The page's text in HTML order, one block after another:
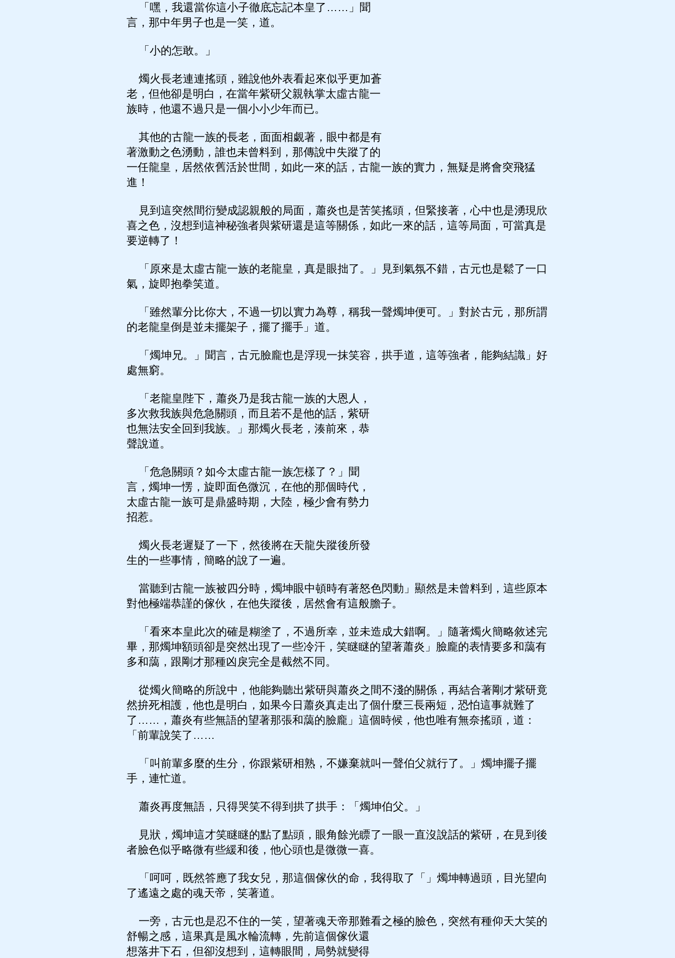
「嘿，我還當你這小子徹底忘記本皇了……」聞
言，那中年男子也是一笑，道。
「小的怎敢。」
燭火長老連連搖頭，雖說他外表看起來似乎更加蒼
老，但他卻是明白，在當年紫研父親執掌太虛古龍一
族時，他還不過只是一個小小少年而已。
其他的古龍一族的長老，面面相覷著，眼中都是有
著激動之色湧動，誰也未曾料到，那傳說中失蹤了的
一任龍皇，居然依舊活於世間，如此一來的話，古龍一族的實力，無疑是將會突飛猛
進！
見到這突然間衍變成認親般的局面，蕭炎也是苦笑搖頭，但緊接著，心中也是湧現欣
喜之色，沒想到這神秘強者與紫研還是這等關係，如此一來的話，這等局面，可當真是
要逆轉了！
「原來是太虛古龍一族的老龍皇，真是眼拙了。」見到氣氛不錯，古元也是鬆了一口
氣，旋即抱拳笑道。
「雖然輩分比你大，不過一切以實力為尊，稱我一聲燭坤便可。」對於古元，那所謂
的老龍皇倒是並未擺架子，擺了擺手」道。
「燭坤兄。」聞言，古元臉龐也是浮現一抹笑容，拱手道，這等強者，能夠結識」好
處無窮。
「老龍皇陛下，蕭炎乃是我古龍一族的大恩人，
多次救我族與危急關頭，而且若不是他的話，紫研
也無法安全回到我族。」那燭火長老，湊前來，恭
聲說道。
「危急關頭？如今太虛古龍一族怎樣了？」聞
言，燭坤一愣，旋即面色微沉，在他的那個時代，
太虛古龍一族可是鼎盛時期，大陸，極少會有勢力
招惹。
燭火長老遲疑了一下，然後將在天龍失蹤後所發
生的一些事情，簡略的說了一遍。
當聽到古龍一族被四分時，燭坤眼中頓時有著怒色閃動」顯然是未曾料到，這些原本
對他極端恭謹的傢伙，在他失蹤後，居然會有這般膽子。
「看來本皇此次的確是糊塗了，不過所幸，並未造成大錯啊。」隨著燭火簡略敘述完
畢，那燭坤額頭卻是突然出現了一些冷汗，笑瞇瞇的望著蕭炎」臉龐的表情要多和藹有
多和藹，跟剛才那種凶戾完全是截然不同。
從燭火簡略的所說中，他能夠聽出紫研與蕭炎之間不淺的關係，再結合著剛才紫研竟
然拚死相護，他也是明白，如果今日蕭炎真走出了個什麼三長兩短，恐怕這事就難了
了……，蕭炎有些無語的望著那張和藹的臉龐」這個時候，他也唯有無奈搖頭，道：
「前輩說笑了……
「叫前輩多麼的生分，你跟紫研相熟，不嫌棄就叫一聲伯父就行了。」燭坤擺子擺
手，連忙道。
蕭炎再度無語，只得哭笑不得到拱了拱手：「燭坤伯父。」
見狀，燭坤這才笑瞇瞇的點了點頭，眼角餘光瞟了一眼一直沒說話的紫研，在見到後
者臉色似乎略微有些緩和後，他心頭也是微微一喜。
「呵呵，既然答應了我女兒，那這個傢伙的命，我得取了「」燭坤轉過頭，目光望向
了遙遠之處的魂天帝，笑著道。
一旁，古元也是忍不住的一笑，望著魂天帝那難看之極的臉色，突然有種仰天大笑的
舒暢之感，這果真是風水輪流轉，先前這個傢伙還
想落井下石，但卻沒想到，這轉眼間，局勢就變得